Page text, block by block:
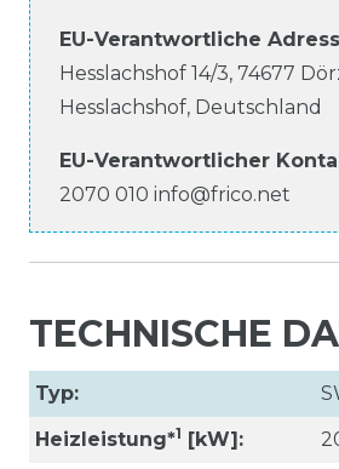
EU-Verantwortliche
Hesslachshof 14/3, 74677
Hesslachshof, Deutschland
EU-Verantwortlicher
2070 010 info@frico.net
TECHNISCHE
Typ:
Heizleistung*1 [kW]: